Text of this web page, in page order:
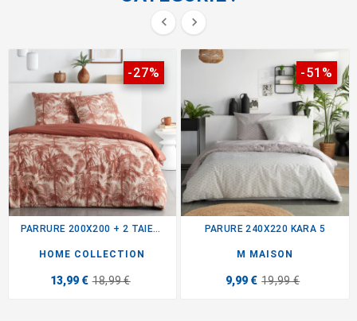
 
-27%
PARRURE 200X200 + 2 TAIES...
HOME COLLECTION
13,99 € 18,99 €
-51%
PARURE 240X220 KARA 5
M MAISON
9,99 € 19,99 €